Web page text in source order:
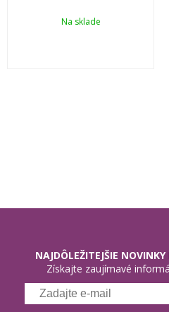
Na sklade
NAJDÔLEŽITEJŠIE
Získajte zaujímavé